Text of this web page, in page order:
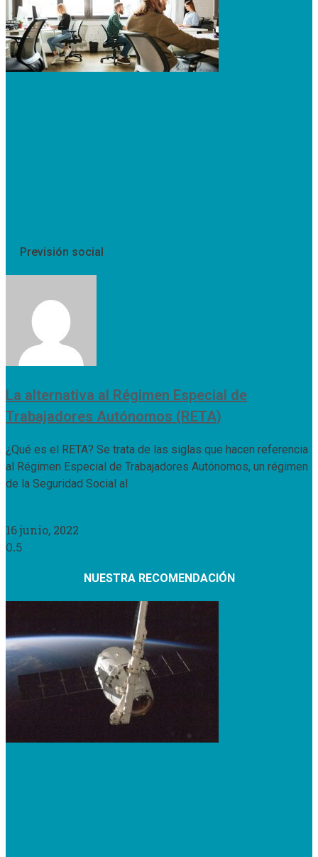
Previsión social
La alternativa al Régimen Especial de
Trabajadores Autónomos (RETA)
¿Qué es el RETA? Se trata de las siglas que hacen referencia
al Régimen Especial de Trabajadores Autónomos, un régimen
de la Seguridad Social al
16 junio, 2022
NUESTRA RECOMENDACIÓN